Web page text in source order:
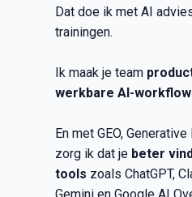
Dat doe ik met AI
trainingen.
Ik maak je team
werkbare AI-
En met GEO,
zorg ik dat je beter
tools zoals ChatGPT,